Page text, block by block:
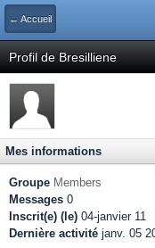
← Accueil
Profil de Bresilliene
Mes informations
Groupe Members
Messages 0
Inscrit(e) (le) 04-janvier 11
Dernière activité janv. 05